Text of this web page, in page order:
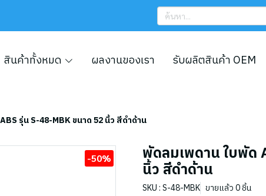
สินค้าทั้งหมด ผลงานของเรา รับผลิตสินค้า OEM
รุ่น S-48-MBK ขนาด 52 นิ้ว สีดำด้าน
-50% พัดลมเพดาน ใบพัด
นิ้ว สีดำด้าน
SKU : S-48-MBK ขายแล้ว 0 ชิ้น